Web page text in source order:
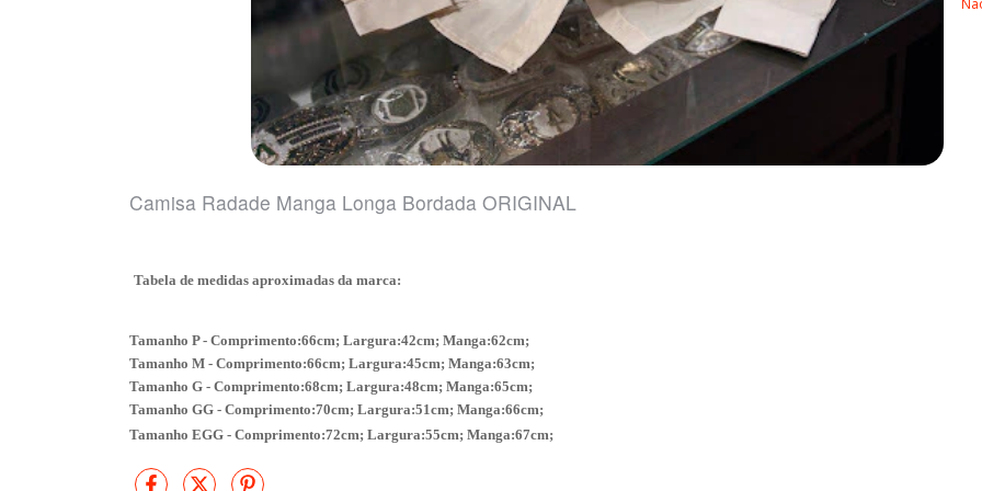
Camisa Radade Manga Longa Bordada ORIGINAL
Tabela de medidas aproximadas da marca:
Tamanho P - Comprimento:66cm; Largura:42cm; Manga:62cm;
Tamanho M - Comprimento:66cm; Largura:45cm; Manga:63cm;
Tamanho G - Comprimento:68cm; Largura:48cm; Manga:65cm;
Tamanho GG - Comprimento:70cm; Largura:51cm; Manga:66cm;
Tamanho EGG - Comprimento:72cm; Largura:55cm; Manga:67cm;